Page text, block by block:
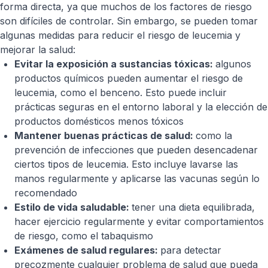
forma directa, ya que muchos de los factores de riesgo
son difíciles de controlar. Sin embargo, se pueden tomar
algunas medidas para reducir el riesgo de leucemia y
mejorar la salud:
Evitar la exposición a sustancias tóxicas: algunos
productos químicos pueden aumentar el riesgo de
leucemia, como el benceno. Esto puede incluir
prácticas seguras en el entorno laboral y la elección de
productos domésticos menos tóxicos
Mantener buenas prácticas de salud: como la
prevención de infecciones que pueden desencadenar
ciertos tipos de leucemia. Esto incluye lavarse las
manos regularmente y aplicarse las vacunas según lo
recomendado
Estilo de vida saludable: tener una dieta equilibrada,
hacer ejercicio regularmente y evitar comportamientos
de riesgo, como el tabaquismo
Exámenes de salud regulares: para detectar
precozmente cualquier problema de salud que pueda